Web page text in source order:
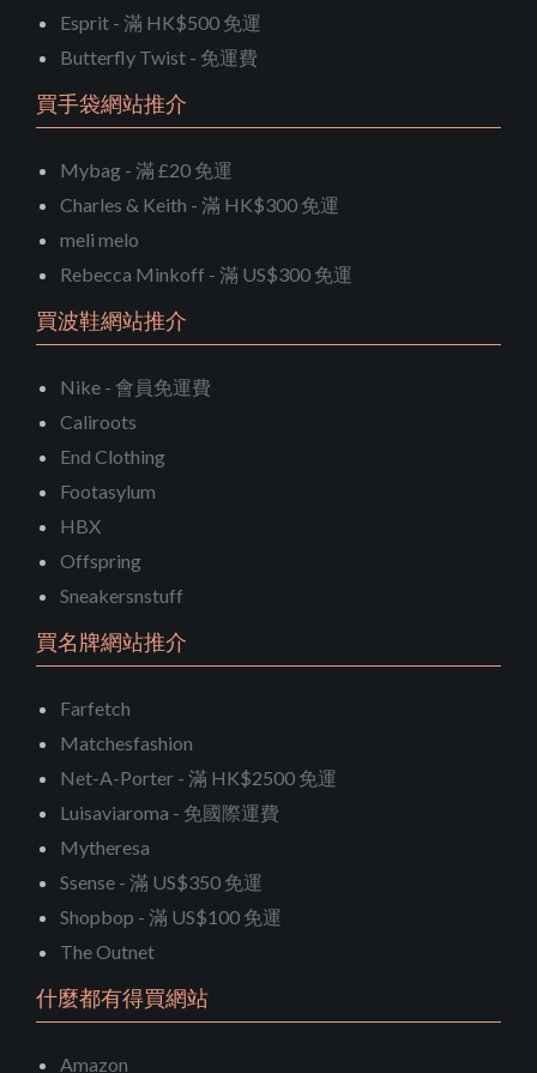
Esprit - 滿 HK$500 免運
Butterfly Twist - 免運費
買手袋網站推介
Mybag - 滿 £20 免運
Charles & Keith - 滿 HK$300 免運
meli melo
Rebecca Minkoff - 滿 US$300 免運
買波鞋網站推介
Nike - 會員免運費
Caliroots
End Clothing
Footasylum
HBX
Offspring
Sneakersnstuff
買名牌網站推介
Farfetch
Matchesfashion
Net-A-Porter - 滿 HK$2500 免運
Luisaviaroma - 免國際運費
Mytheresa
Ssense - 滿 US$350 免運
Shopbop - 滿 US$100 免運
The Outnet
什麼都有得買網站
Amazon